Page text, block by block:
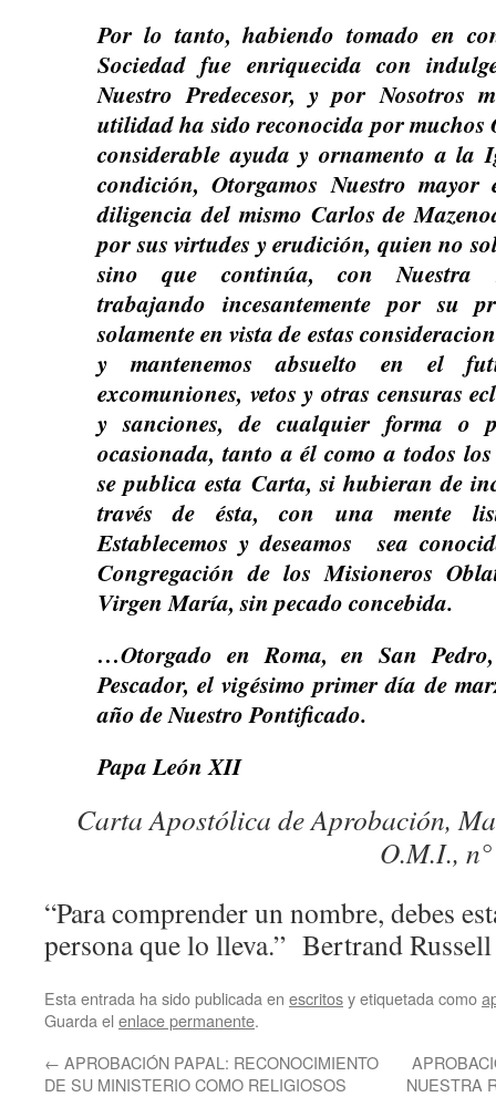
Por lo tanto, habiendo tomado en
Sociedad fue enriquecida con
Nuestro Predecesor, y por Nosotros
utilidad ha sido reconocida por muchos
considerable ayuda y ornamento a la
condición, Otorgamos Nuestro
diligencia del mismo Carlos de
por sus virtudes y erudición, quien no
sino que continúa, con Nuestra
trabajando incesantemente por su
solamente en vista de estas
y mantenemos absuelto en el
excomuniones, vetos y otras censuras
y sanciones, de cualquier forma o
ocasionada, tanto a él como a todos
se publica esta Carta, si hubieran de
través de ésta, con una mente
Establecemos y deseamos sea
Congregación de los Misioneros
Virgen María, sin pecado concebida.
…Otorgado en Roma, en San
Pescador, el vigésimo primer día de
año de Nuestro Pontificado.
Papa León XII
Carta Apostólica de Aprobación,
O.M.I.,
“Para comprender un nombre, debes
persona que lo lleva.” Bertrand Russell
Esta entrada ha sido publicada en escritosy etiquetada como
Guarda el enlace permanente.
← APROBACIÓN PAPAL: RECONOCIMIENTO
DE SU MINISTERIO COMO RELIGIOSOS
NUESTRA